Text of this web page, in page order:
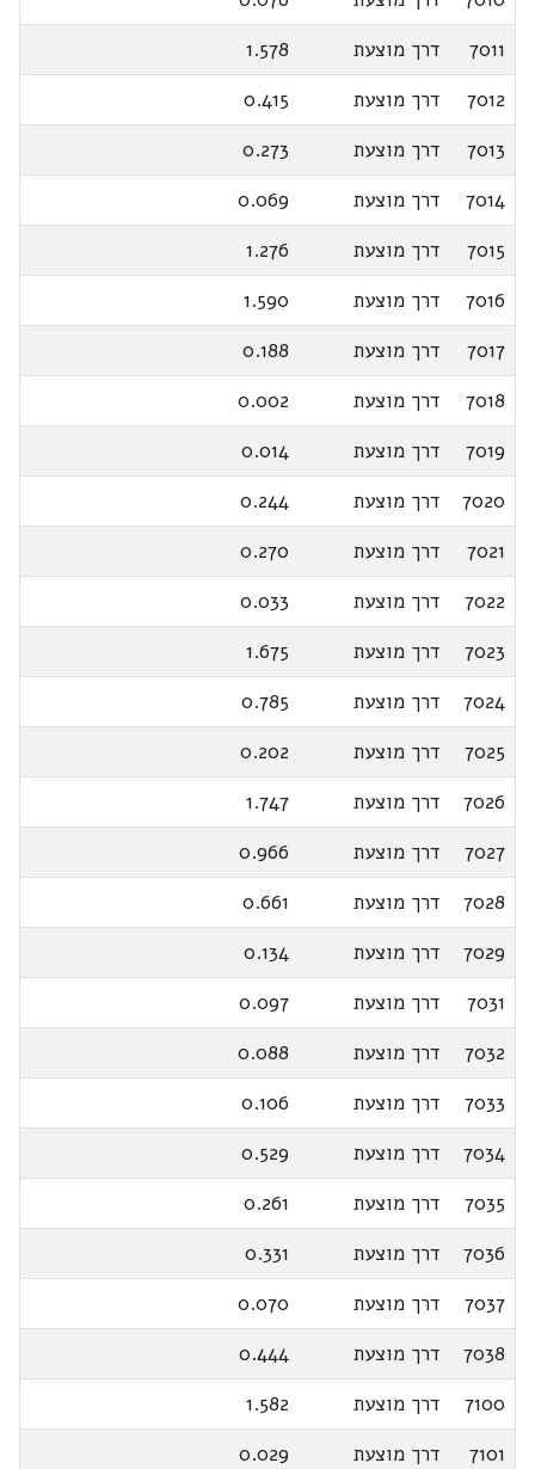
7011
דרך מוצעת
1.578
7012
דרך מוצעת
0.415
7013
דרך מוצעת
0.273
7014
דרך מוצעת
0.069
7015
דרך מוצעת
1.276
7016
דרך מוצעת
1.590
7017
דרך מוצעת
0.188
7018
דרך מוצעת
0.002
7019
דרך מוצעת
0.014
7020
דרך מוצעת
0.244
7021
דרך מוצעת
0.270
7022
דרך מוצעת
0.033
7023
דרך מוצעת
1.675
7024
דרך מוצעת
0.785
7025
דרך מוצעת
0.202
7026
דרך מוצעת
1.747
7027
דרך מוצעת
0.966
7028
דרך מוצעת
0.661
7029
דרך מוצעת
0.134
7031
דרך מוצעת
0.097
7032
דרך מוצעת
0.088
7033
דרך מוצעת
0.106
7034
דרך מוצעת
0.529
7035
דרך מוצעת
0.261
7036
דרך מוצעת
0.331
7037
דרך מוצעת
0.070
7038
דרך מוצעת
0.444
7100
דרך מוצעת
1.582
7101
דרך מוצעת
0.029